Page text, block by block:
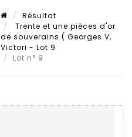
Résultat
Trente et une pièces d'or
de souverains ( Georges V,
Victori - Lot 9
Lot n° 9